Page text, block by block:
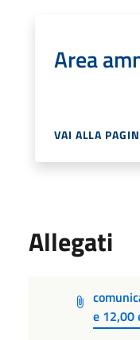
Area
VAI ALLA
Allegati
e 12,00